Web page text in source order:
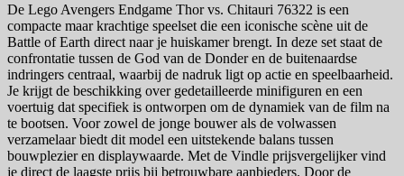
De Lego Avengers Endgame Thor vs. Chitauri 76322 is een
compacte maar krachtige speelset die een iconische scène uit de
Battle of Earth direct naar je huiskamer brengt. In deze set staat de
confrontatie tussen de God van de Donder en de buitenaardse
indringers centraal, waarbij de nadruk ligt op actie en speelbaarheid.
Je krijgt de beschikking over gedetailleerde minifiguren en een
voertuig dat specifiek is ontworpen om de dynamiek van de film na
te bootsen. Voor zowel de jonge bouwer als de volwassen
verzamelaar biedt dit model een uitstekende balans tussen
bouwplezier en displaywaarde. Met de Vindle prijsvergelijker vind
je direct de laagste prijs bij betrouwbare aanbieders. Door de